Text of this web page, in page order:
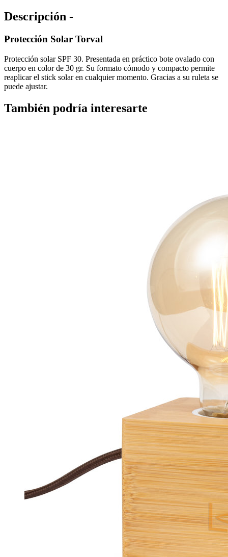
Descripción -
Protección Solar Torval
Protección solar SPF 30. Presentada en práctico bote ovalado con
cuerpo en color de 30 gr. Su formato cómodo y compacto permite
reaplicar el stick solar en cualquier momento. Gracias a su ruleta se
puede ajustar.
También podría interesarte